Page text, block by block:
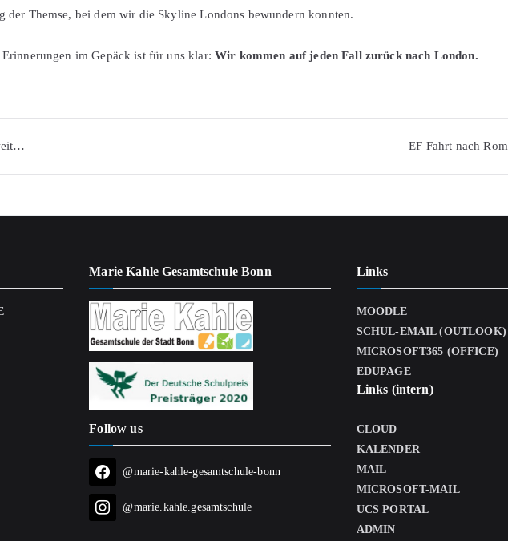
der Themse, bei dem wir die Skyline Londons bewundern konnten.
im Gepäck ist für uns klar: Wir kommen auf jeden Fall zurück nach London.
EF Fahrt nach Rom
Marie Kahle Gesamtschule Bonn
Follow us
@marie-kahle-gesamtschule-bonn
@marie.kahle.gesamtschule
Links
MOODLE
SCHUL-EMAIL (OUTLOOK)
MICROSOFT365 (OFFICE)
EDUPAGE
Links (intern)
CLOUD
KALENDER
MAIL
MICROSOFT-MAIL
UCS PORTAL
ADMIN